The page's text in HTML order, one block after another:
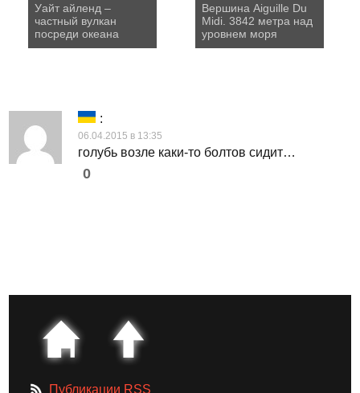
Уайт айленд –
частный вулкан
посреди океана
Вершина Aiguille Du
Midi. 3842 метра над
уровнем моря
:
06.04.2015 в 13:35
голубь возле каки-то болтов сидит…
0
Публикации RSS